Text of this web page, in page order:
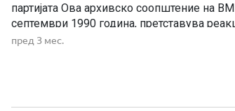
партијата Ова архивско соопштение на
септември 1990 година, претставува
притисоци и јавни барања за забрана на
пред 3 мес.